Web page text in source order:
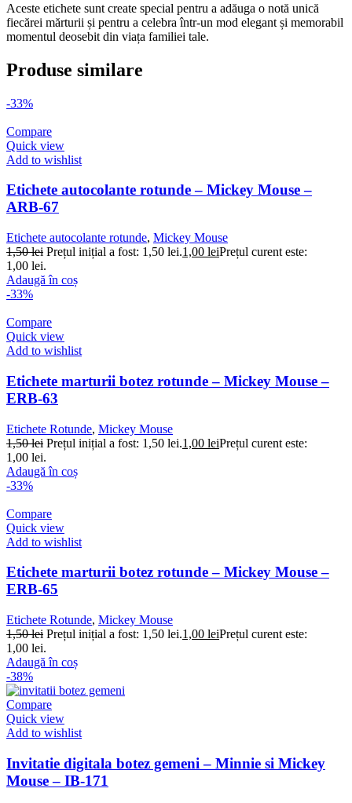
Aceste etichete sunt create special pentru a adăuga o notă unică
fiecărei mărturii și pentru a celebra într-un mod elegant și memorabil
momentul deosebit din viața familiei tale.
Produse similare
-33%
Compare
Quick view
Add to wishlist
Etichete autocolante rotunde – Mickey Mouse –
ARB-67
Etichete autocolante rotunde, Mickey Mouse
1,50lei Prețul inițial a fost: 1,50 lei.1,00 leiPrețul curent este:
1,00 lei.
Adaugă în coș
-33%
Compare
Quick view
Add to wishlist
Etichete marturii botez rotunde – Mickey Mouse –
ERB-63
Etichete Rotunde, Mickey Mouse
1,50lei Prețul inițial a fost: 1,50 lei.1,00 leiPrețul curent este:
1,00 lei.
Adaugă în coș
-33%
Compare
Quick view
Add to wishlist
Etichete marturii botez rotunde – Mickey Mouse –
ERB-65
Etichete Rotunde, Mickey Mouse
1,50lei Prețul inițial a fost: 1,50 lei.1,00 leiPrețul curent este:
1,00 lei.
Adaugă în coș
-38%
Compare
Quick view
Add to wishlist
Invitatie digitala botez gemeni – Minnie si Mickey
Mouse – IB-171